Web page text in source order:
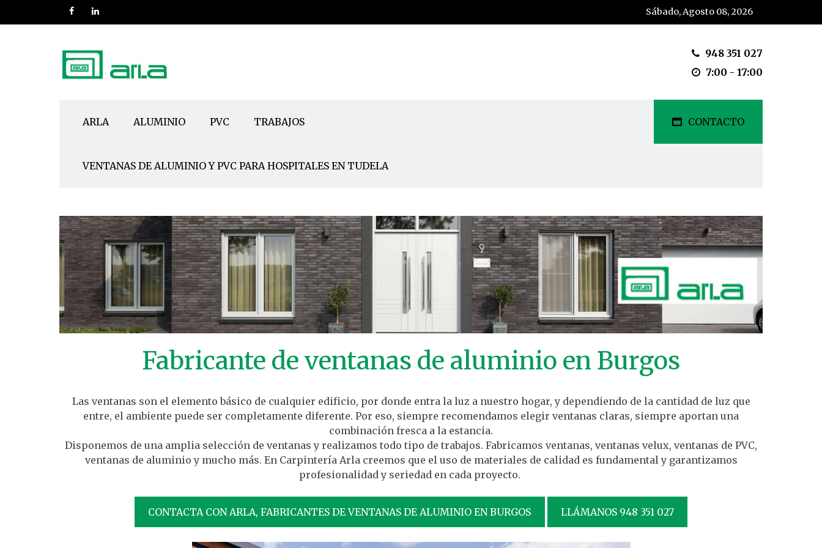
Sábado, Agosto 08, 2026
948 351 027
7:00 - 17:00
ARLA ALUMINIO PVC TRABAJOS
VENTANAS DE ALUMINIO Y PVC PARA HOSPITALES EN TUDELA
CONTACTO
Fabricante de ventanas de aluminio en Burgos
Las ventanas son el elemento básico de cualquier edificio, por donde entra la luz a nuestro hogar, y dependiendo de la cantidad de luz que
entre, el ambiente puede ser completamente diferente. Por eso, siempre recomendamos elegir ventanas claras, siempre aportan una
combinación fresca a la estancia.
Disponemos de una amplia selección de ventanas y realizamos todo tipo de trabajos. Fabricamos ventanas, ventanas velux, ventanas de PVC,
ventanas de aluminio y mucho más. En Carpintería Arla creemos que el uso de materiales de calidad es fundamental y garantizamos
profesionalidad y seriedad en cada proyecto.
CONTACTA CON ARLA, FABRICANTES DE VENTANAS DE ALUMINIO EN BURGOS LLÁMANOS 948 351 027